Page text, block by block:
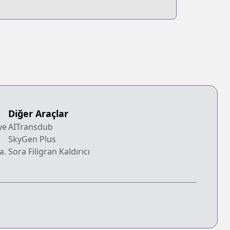
Diğer Araçlar
AITransdub
SkyGen Plus
Sora Filigran Kaldırıcı